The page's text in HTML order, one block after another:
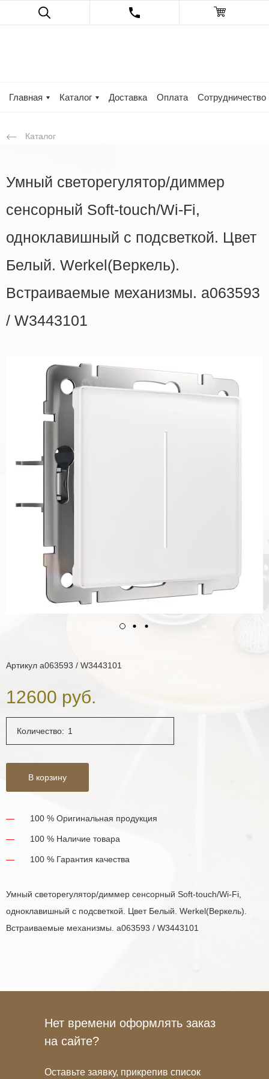
Главная Каталог Доставка Оплата Сотрудничество
Каталог
Умный светорегулятор/диммер
сенсорный Soft-touch/Wi-Fi,
одноклавишный с подсветкой. Цвет
Белый. Werkel(Веркель).
Встраиваемые механизмы. a063593
/ W3443101
Артикул a063593 / W3443101
12600 руб.
Количество:
В корзину
100 % Оригинальная продукция
100 % Наличие товара
100 % Гарантия качества
Умный светорегулятор/диммер сенсорный Soft-touch/Wi-Fi,
одноклавишный с подсветкой. Цвет Белый. Werkel(Веркель).
Встраиваемые механизмы. a063593 / W3443101
Нет времени оформлять заказ
на сайте?
Оставьте заявку, прикрепив список